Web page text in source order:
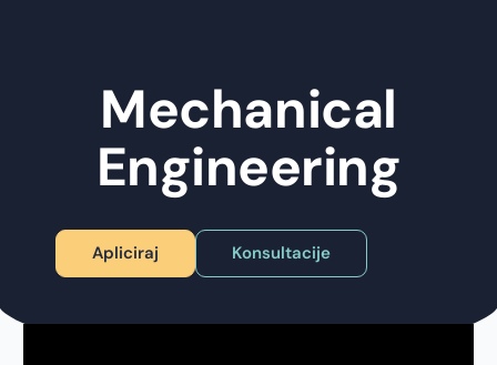
Mechanical
Engineering
Apliciraj Konsultacije